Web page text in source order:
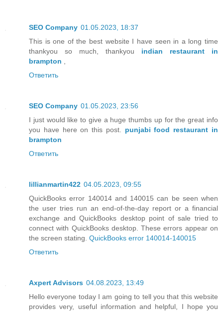
SEO Company 01.05.2023, 18:37
This is one of the best website I have seen in a long time
thankyou so much, thankyou indian restaurant in
brampton
Ответить
SEO Company 01.05.2023, 23:56
I just would like to give a huge thumbs up for the great info
you have here on this post. punjabi food restaurant in
brampton
Ответить
lillianmartin422 04.05.2023, 09:55
QuickBooks error 140014 and 140015 can be seen when
the user tries run an end-of-the-day report or a financial
exchange and QuickBooks desktop point of sale tried to
connect with QuickBooks desktop. These errors appear on
the screen stating. QuickBooks error 140014-140015
Ответить
Axpert Advisors 04.08.2023, 13:49
Hello everyone today I am going to tell you that this website
provides very, useful information and helpful, I hope you